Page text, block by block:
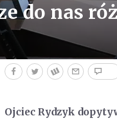
do nas
Ojciec Rydzyk